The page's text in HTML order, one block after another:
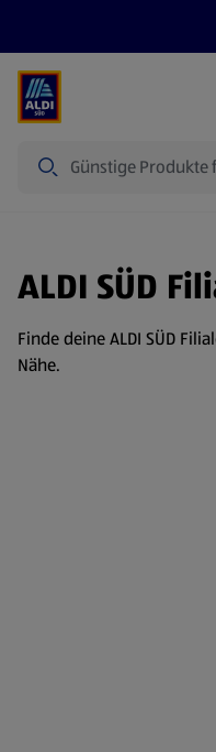
ALDI SÜD
Finde deine ALDI SÜD
Nähe.